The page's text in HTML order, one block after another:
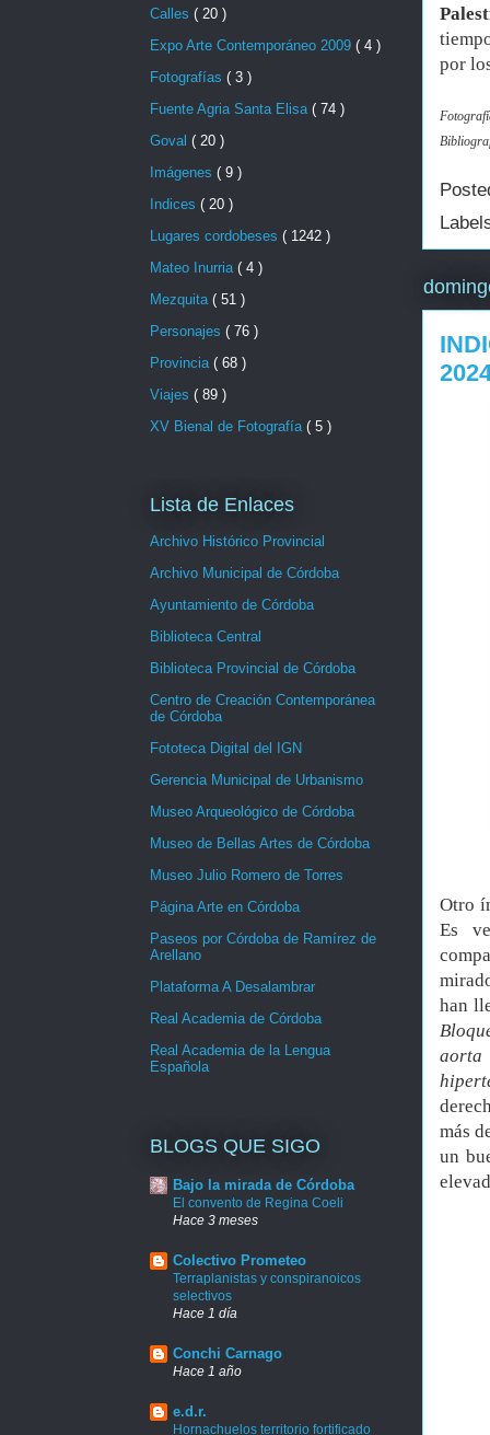
por
Otro
Es
han
aorta
más
un
Calles ( 20 )
Expo Arte Contemporáneo 2009 ( 4 )
Fotografías ( 3 )
Fuente Agria Santa Elisa ( 74 )
Goval ( 20 )
Imágenes ( 9 )
Indices ( 20 )
Lugares cordobeses ( 1242 )
Mateo Inurria ( 4 )
Mezquita ( 51 )
Personajes ( 76 )
Provincia ( 68 )
Viajes ( 89 )
XV Bienal de Fotografía ( 5 )
Lista de Enlaces
Archivo Histórico Provincial
Archivo Municipal de Córdoba
Ayuntamiento de Córdoba
Biblioteca Central
Biblioteca Provincial de Córdoba
Centro de Creación Contemporánea
de Córdoba
Fototeca Digital del IGN
Gerencia Municipal de Urbanismo
Museo Arqueológico de Córdoba
Museo de Bellas Artes de Córdoba
Museo Julio Romero de Torres
Página Arte en Córdoba
Paseos por Córdoba de Ramírez de
Arellano
Plataforma A Desalambrar
Real Academia de Córdoba
Real Academia de la Lengua
Española
BLOGS QUE SIGO
Bajo la mirada de Córdoba
El convento de Regina Coeli
Hace 3 meses
Colectivo Prometeo
Terraplanistas y conspiranoicos
selectivos
Hace 1 día
Conchi Carnago
Hace 1 año
e.d.r.
Hornachuelos territorio fortificado